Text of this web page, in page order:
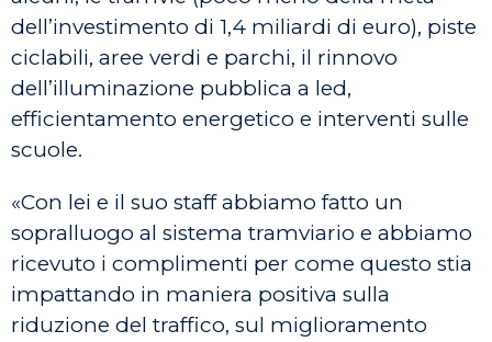
dell’investimento di 1,4 miliardi di euro), piste
ciclabili, aree verdi e parchi, il rinnovo
dell’illuminazione pubblica a led,
efficientamento energetico e interventi sulle
scuole.
«Con lei e il suo staff abbiamo fatto un
sopralluogo al sistema tramviario e abbiamo
ricevuto i complimenti per come questo stia
impattando in maniera positiva sulla
riduzione del traffico, sul miglioramento